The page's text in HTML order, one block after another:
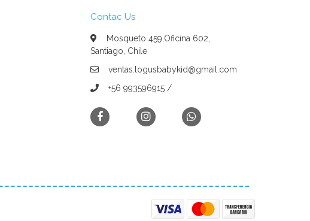
Contac Us
Mosqueto 459,Oficina 602,
Santiago, Chile
ventas.logusbabykid@gmail.com
+56 993596915 /